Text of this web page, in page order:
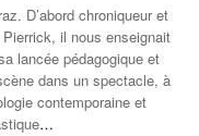
D’abord chroniqueur et
il nous enseignait
lancée pédagogique et
dans un spectacle, à
contemporaine et
…